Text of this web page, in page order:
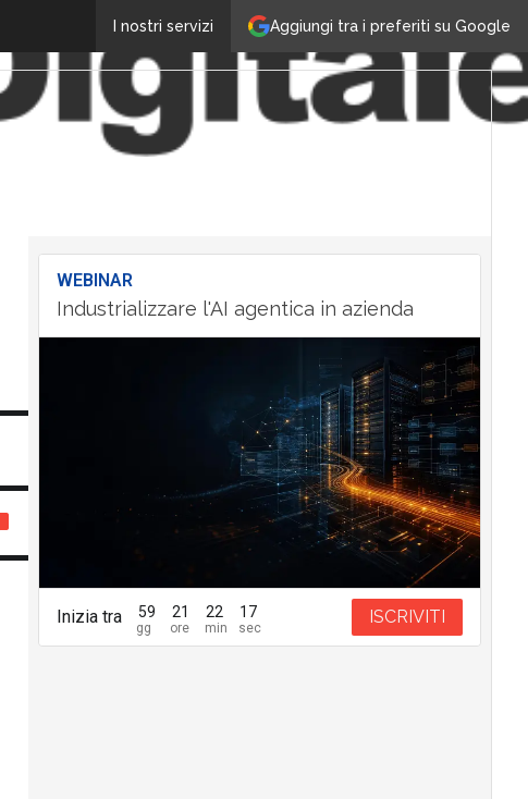
Aggiungi tra i preferiti su Google
I nostri servizi
WEBINAR
Industrializzare l'AI agentica in azienda
Inizia tra 59 21 22 16 ISCRIVITI